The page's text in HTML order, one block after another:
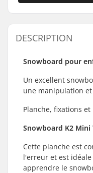
DESCRIPTION
Snowboard pour
Un excellent
une manipulation
Planche, fixations
Snowboard K2 Mini
Cette planche est
l'erreur et est
apprendre le